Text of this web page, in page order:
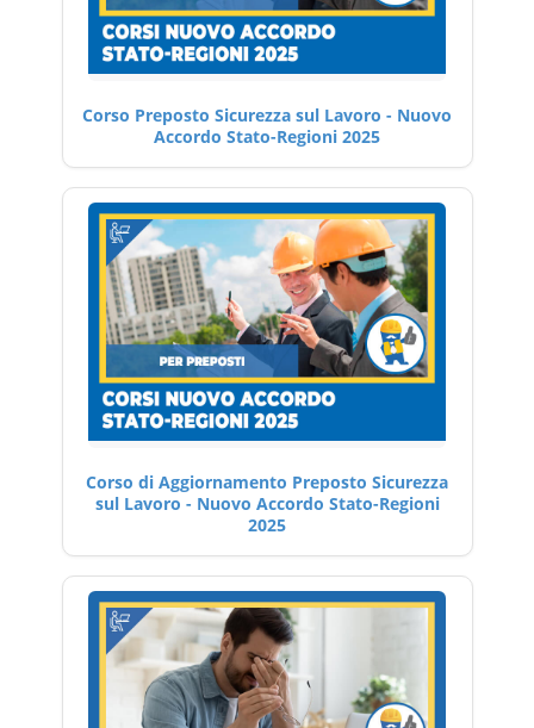
Corso Preposto Sicurezza sul Lavoro - Nuovo
Accordo Stato-Regioni 2025
Corso di Aggiornamento Preposto Sicurezza
sul Lavoro - Nuovo Accordo Stato-Regioni
2025